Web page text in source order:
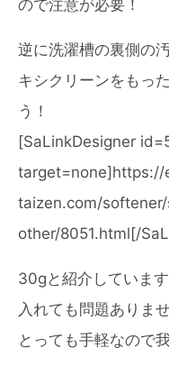
ので注意が必要！
逆に洗濯槽の裏側の
キシクリーンをもっ
う！
[SaLinkDesigner
target=none]https://
taizen.com/
other/8051.html[/
30gと紹介していま
入れても問題ありま
とっても手軽なので